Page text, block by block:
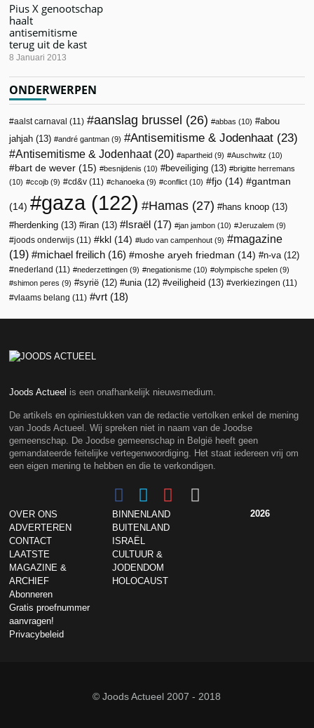
Pius X genootschap
haalt
antisemitisme
terug uit de kast
8 Januari 2013
ONDERWERPEN
aalst carnaval (11) aanslag brussel (26) abbas (10)
abou
jahjah (13) andré gantman (9) Antisemitisme & Jodenhaat (23)
Antisemitisme & Jodenhaat(20) apartheid (9) Auschwitz (10)
bart de wever (15) besnijdenis (10) beveiliging (13)
brigitte herremans
(10)
ccojb (9) cd&v (11) chanoeka (9) conflict (10) fjo (14) gantman
(14) gaza(122) Hamas (27) hans knoop (13)
herdenking (13) iran (13) Israël (17) jan jambon (10) Jeruzalem (9)
joods onderwijs (11) kkl (14) ludo van campenhout (9)
magazine
(19)
michael freilich (16) moshe aryeh friedman (14) n-va (12)
nederland (11) nederzettingen (9) negationisme (10) olympische spelen (9)
shimon peres (9) syrië (12) unia (12) veiligheid (13) verkiezingen (11)
vlaams belang (11) vrt (18)
Joods Actueel is een onafhankelijk nieuwsmedium.
De artikels en opiniestukken van de redactie vertolken enkel de mening
van Joods Actueel. Wij spreken niet in naam van de Joodse
gemeenschap. De Joodse gemeenschap in België heeft geen
gemandateerde feitelijke vertegenwoordiging. Het staat iedereen vrij om
een eigen mening te hebben en die te verkondigen.
OVER ONS
ADVERTEREN
CONTACT
LAATSTE
MAGAZINE &
ARCHIEF
Abonneren
Gratis proefnummer
aanvragen!
Privacybeleid
BINNENLAND
BUITENLAND
ISRAËL
CULTUUR &
JODENDOM
HOLOCAUST
2026
© Joods Actueel 2007 - 2018